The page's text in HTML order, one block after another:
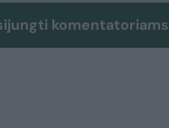
komentatoriams